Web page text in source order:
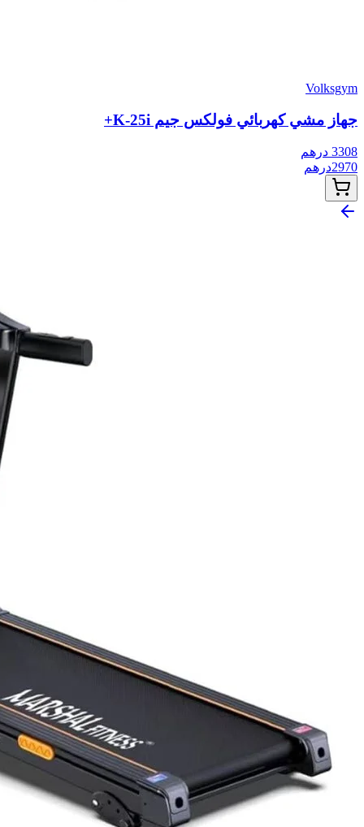
Volksgym
جهاز مشي كهربائي فولكس جيم K-25i+
3308 درهم
2970درهم